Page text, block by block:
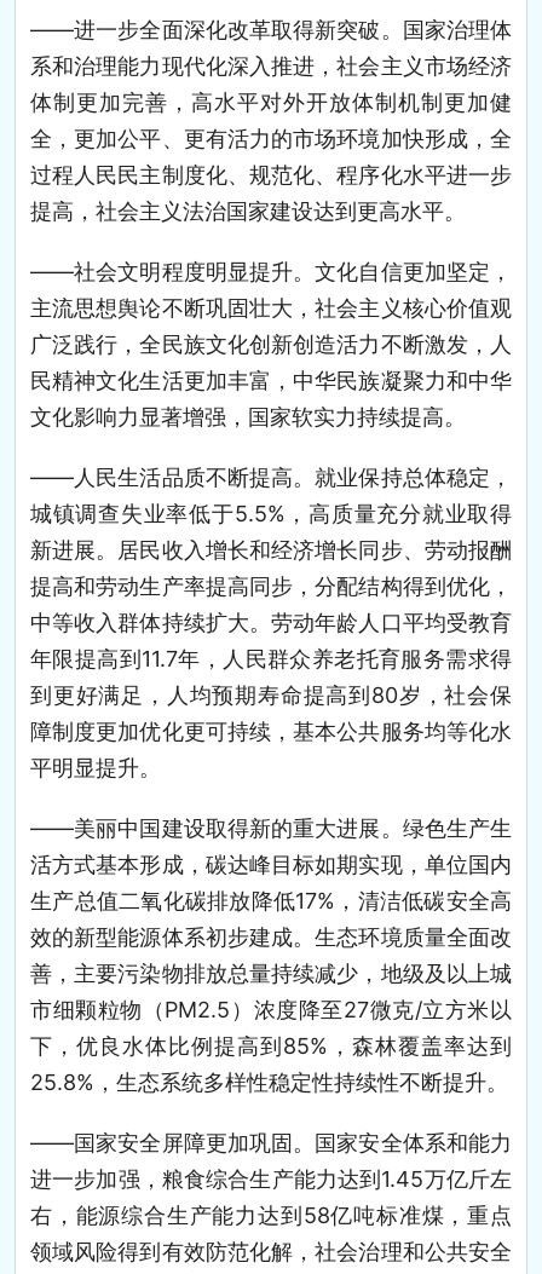
——进一步全面深化改革取得新突破。国家治理体
系和治理能力现代化深入推进，社会主义市场经济
体制更加完善，高水平对外开放体制机制更加健
全，更加公平、更有活力的市场环境加快形成，全
过程人民民主制度化、规范化、程序化水平进一步
提高，社会主义法治国家建设达到更高水平。
——社会文明程度明显提升。文化自信更加坚定，
主流思想舆论不断巩固壮大，社会主义核心价值观
广泛践行，全民族文化创新创造活力不断激发，人
民精神文化生活更加丰富，中华民族凝聚力和中华
文化影响力显著增强，国家软实力持续提高。
——人民生活品质不断提高。就业保持总体稳定，
城镇调查失业率低于5.5%，高质量充分就业取得
新进展。居民收入增长和经济增长同步、劳动报酬
提高和劳动生产率提高同步，分配结构得到优化，
中等收入群体持续扩大。劳动年龄人口平均受教育
年限提高到11.7年，人民群众养老托育服务需求得
到更好满足，人均预期寿命提高到80岁，社会保
障制度更加优化更可持续，基本公共服务均等化水
平明显提升。
——美丽中国建设取得新的重大进展。绿色生产生
活方式基本形成，碳达峰目标如期实现，单位国内
生产总值二氧化碳排放降低17%，清洁低碳安全高
效的新型能源体系初步建成。生态环境质量全面改
善，主要污染物排放总量持续减少，地级及以上城
市细颗粒物（PM2.5）浓度降至27微克/立方米以
下，优良水体比例提高到85%，森林覆盖率达到
25.8%，生态系统多样性稳定性持续性不断提升。
——国家安全屏障更加巩固。国家安全体系和能力
进一步加强，粮食综合生产能力达到1.45万亿斤左
右，能源综合生产能力达到58亿吨标准煤，重点
领域风险得到有效防范化解，社会治理和公共安全